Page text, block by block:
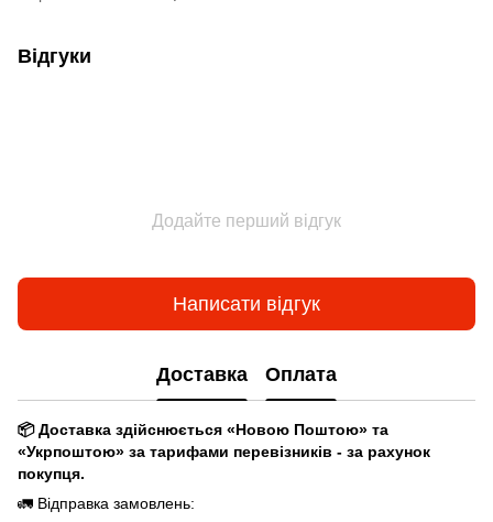
Відгуки
Додайте перший відгук
Написати відгук
Доставка Оплата
📦 Доставка здійснюється «Новою Поштою» та
«Укрпоштою» за тарифами перевізників - за рахунок
покупця.
🚛 Відправка замовлень: